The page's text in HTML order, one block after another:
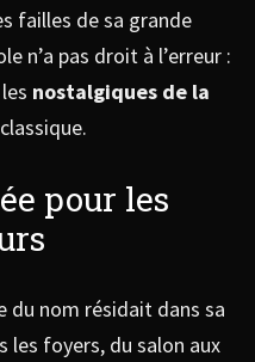
failles de sa grande
n’a pas droit à l’erreur :
nostalgiques de la
pour les
du nom résidait dans sa
les foyers, du salon aux